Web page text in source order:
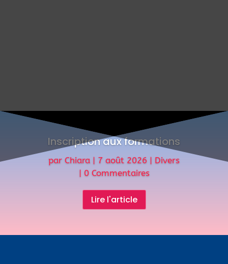
Inscription aux formations
par Chiara | 7 août 2026 | Divers
| 0 Commentaires
Lire l'article